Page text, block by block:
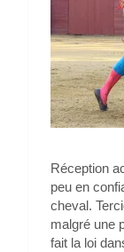
Réception
peu en
cheval.
malgré une
fait la loi